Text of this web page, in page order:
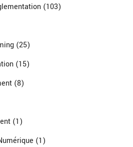
(103)
(25)
(15)
(8)
(1)
(1)